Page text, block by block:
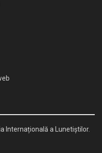
Internațională a Lunetiștilor.